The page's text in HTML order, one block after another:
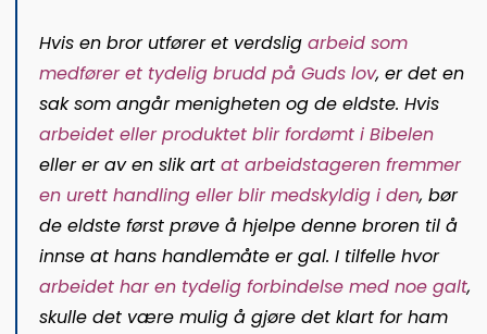
Hvis en bror utfører et verdslig arbeid som
medfører et tydelig brudd på Guds lov, er det en
sak som angår menigheten og de eldste. Hvis
arbeidet eller produktet blir fordømt i Bibelen
eller er av en slik art at arbeidstageren fremmer
en urett handling eller blir medskyldig i den, bør
de eldste først prøve å hjelpe denne broren til å
innse at hans handlemåte er gal. I tilfelle hvor
arbeidet har en tydelig forbindelse med noe galt,
skulle det være mulig å gjøre det klart for ham